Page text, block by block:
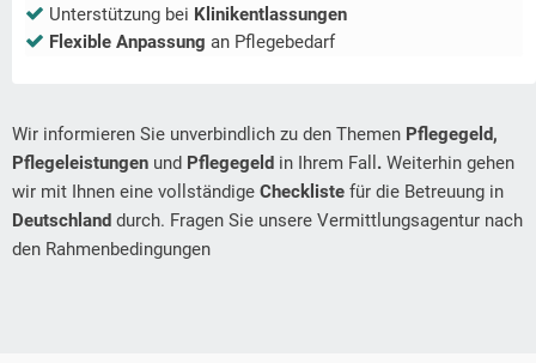
Unterstützung bei Klinikentlassungen
Flexible Anpassung an Pflegebedarf
Wir informieren Sie unverbindlich zu den Themen Pflegegeld,
Pflegeleistungen und Pflegegeld in Ihrem Fall . Weiterhin gehen
wir mit Ihnen eine vollständige Checkliste für die Betreuung in
Deutschland durch. Fragen Sie unsere Vermittlungsagentur nach
den Rahmenbedingungen